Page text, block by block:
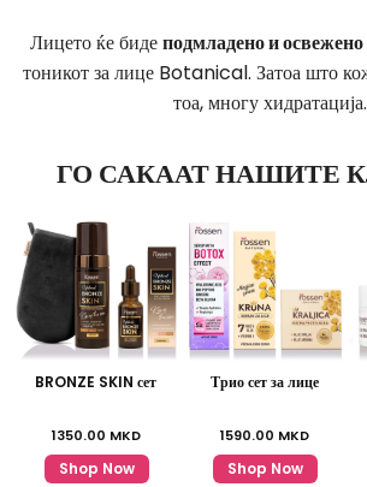
Лицето ќе бидеподмладено и освежено
тоникот за лице Botanical. Затоа што
тоа, многу хидратација.
ГО САКААТ НАШИТЕ
BRONZE SKIN сет
1350.00 MKD
Shop Now
Трио сет за лице
1590.00 MKD
Shop Now